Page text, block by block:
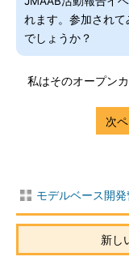
れます。参加され
でしょうか？
私はそのオープンカ
モデルベース開
新し